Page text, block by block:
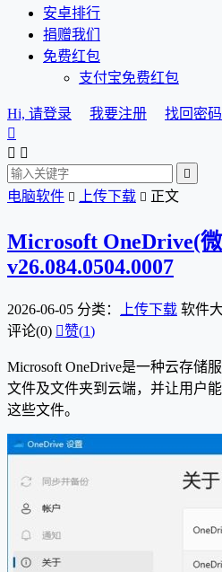
安卓排行
捐赠我们
免费红包
支付宝免费红包
Hi, 请登录 我要注册
找回密码

 

电脑软件  上传下载  正文
Microsoft OneDrive(
v26.084.0504.0007
2026-06-05 分类： 上传下载 软件
评论(0) 赞(1)
Microsoft OneDrive是一种云存储
文件及文件夹到云端，并让用户
这些文件。